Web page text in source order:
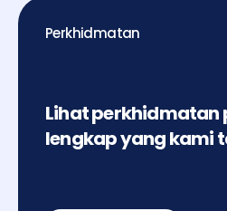
Perkhidmatan
Lihat perkhidmatan
lengkap yang kami